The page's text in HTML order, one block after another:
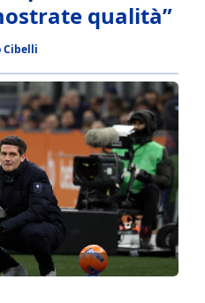
qualità”
Cibelli